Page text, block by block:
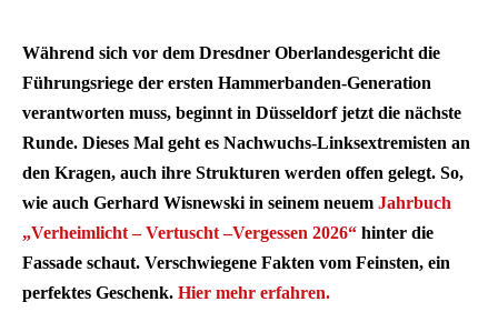
Während sich vor dem Dresdner Oberlandesgericht die
Führungsriege der ersten Hammerbanden-Generation
verantworten muss, beginnt in Düsseldorf jetzt die nächste
Runde. Dieses Mal geht es Nachwuchs-Linksextremisten an
den Kragen, auch ihre Strukturen werden offen gelegt. So,
wie auch Gerhard Wisnewski in seinem neuem Jahrbuch
„Verheimlicht – Vertuscht –Vergessen 2026“ hinter die
Fassade schaut. Verschwiegene Fakten vom Feinsten, ein
perfektes Geschenk. Hier mehr erfahren.